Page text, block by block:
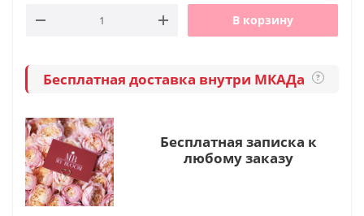
В корзину
Бесплатная доставка внутри МКАДа ?
Бесплатная записка к
любому заказу